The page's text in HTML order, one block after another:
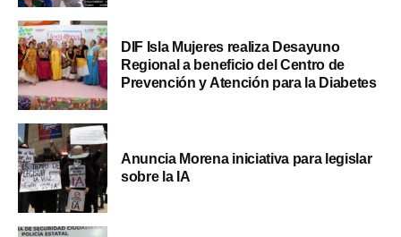
DIF Isla Mujeres realiza Desayuno
Regional a beneficio del Centro de
Prevención y Atención para la Diabetes
Anuncia Morena iniciativa para legislar
sobre la IA